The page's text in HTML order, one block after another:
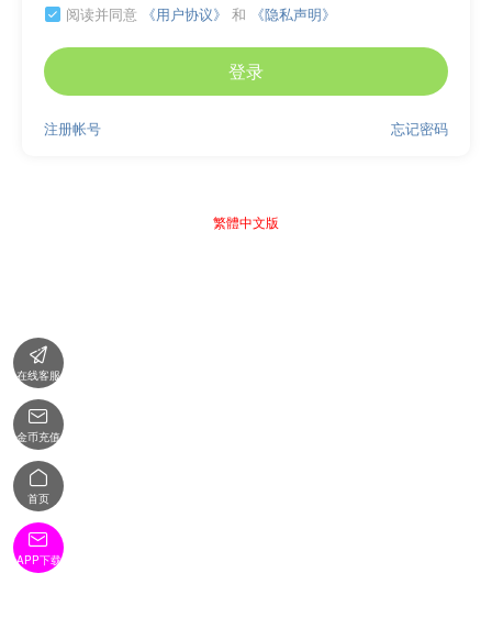
 阅读并同意 《用户协议》 和 《隐私声明》
登录
忘记密码
注册帐号
繁體中文版

在线客服

金币充值

首页

APP下载